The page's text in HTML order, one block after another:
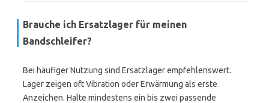
Brauche ich Ersatzlager für meinen
Bandschleifer?
Bei häufiger Nutzung sind Ersatzlager empfehlenswert.
Lager zeigen oft Vibration oder Erwärmung als erste
Anzeichen. Halte mindestens ein bis zwei passende